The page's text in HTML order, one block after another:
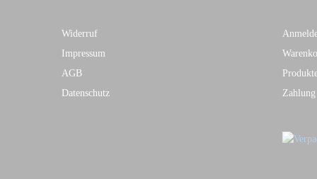
Widerruf
Impressum
AGB
Datenschutz
Zahlung